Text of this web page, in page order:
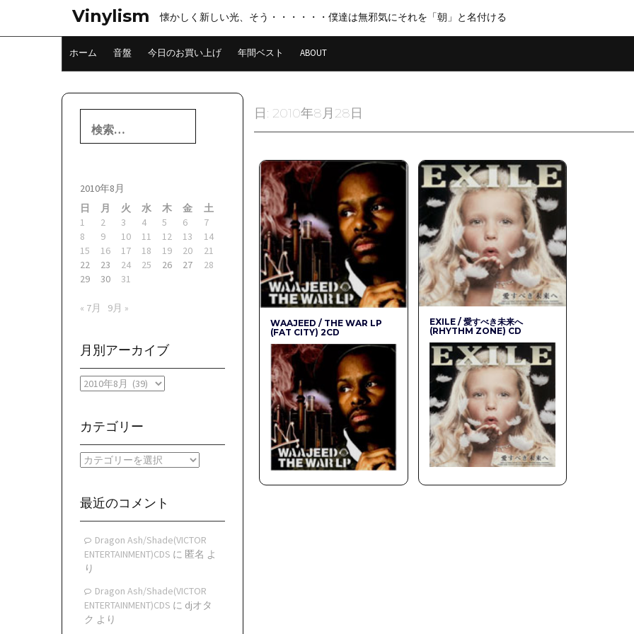
テ
Vinylism 懐かしく新しい光、そう・・・・・・僕達は無邪気にそれを「朝」と名付ける
ホーム 音盤 今日のお買い上げ 年間ベスト ABOUT
日: 2010年8月28日
WAAJEED / THE WAR LP
(FAT CITY) 2CD
EXILE / 愛すべき未来へ
(RHYTHM ZONE) CD
索:
2010年8月
日
月 火 水 木 金
土
1
2 3 4 5 6
7
8
9 10 11 12 13
14
15
16 17 18 19 20
21
22
23 24 25 26 27
28
29
30 31
« 7月 9月 »
月別アーカイブ
月
ー
イ
ブ
カテゴリー
カ
リ
最近のコメント
Dragon Ash/Shade(VICTOR
ENTERTAINMENT)CDS に 匿名 よ
り
Dragon Ash/Shade(VICTOR
ENTERTAINMENT)CDS に djオタ
ク より